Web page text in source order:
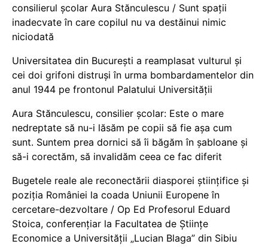
consilierul școlar Aura Stănculescu / Sunt spații
inadecvate în care copilul nu va destăinui nimic
niciodată
Universitatea din București a reamplasat vulturul și
cei doi grifoni distruși în urma bombardamentelor din
anul 1944 pe frontonul Palatului Universității
Aura Stănculescu, consilier școlar: Este o mare
nedreptate să nu-i lăsăm pe copii să fie așa cum
sunt. Suntem prea dornici să îi băgăm în șabloane și
să-i corectăm, să invalidăm ceea ce fac diferit
Bugetele reale ale reconectării diasporei științifice și
poziția României la coada Uniunii Europene în
cercetare-dezvoltare / Op Ed Profesorul Eduard
Stoica, conferențiar la Facultatea de Științe
Economice a Universității „Lucian Blaga” din Sibiu